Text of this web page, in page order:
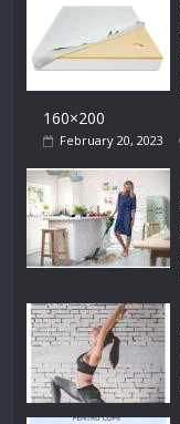
160×200
February 20, 2023